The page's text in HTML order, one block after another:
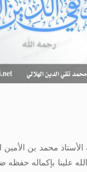
علينا بإكماله حفظه